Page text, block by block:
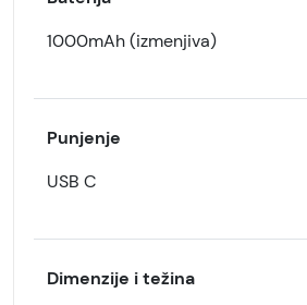
1000mAh (izmenjiva)
Punjenje
USB C
Dimenzije i težina